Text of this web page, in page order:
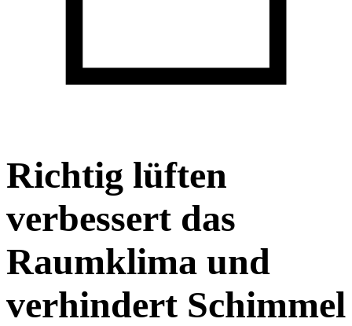
Richtig lüften
verbessert das
Raumklima und
verhindert Schimmel